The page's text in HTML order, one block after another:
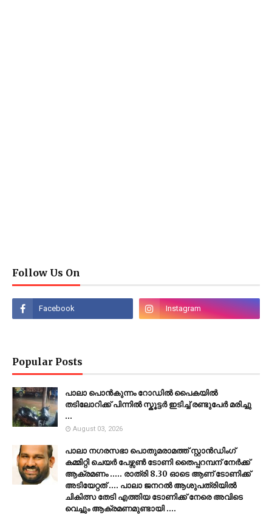
Follow Us On
Popular Posts
പാലാ പൊൻകുന്നം റോഡിൽ പൈകയിൽ
തടിലോറിക്ക് പിന്നിൽ സ്കൂട്ടർ ഇടിച്ച് രണ്ടുപേർ മരിച്ചു
...
August 03, 2026
പാലാ നഗരസഭാ പൊതുമരാമത്ത് സ്റ്റാൻഡിംഗ്
കമ്മിറ്റി ചെയർ പേഴ്സൺ ടോണി തൈപ്പറമ്പന് നേർക്ക്
ആക്രമണം ..... രാത്രി 8.30 ഓടെ ആണ് ടോണിക്ക്
അടിയേറ്റത് .... പാലാ ജനറൽ ആശുപത്രിയിൽ
ചികിത്സ തേടി എത്തിയ ടോണിക്ക് നേരെ അവിടെ
വെച്ചും ആക്രമണമുണ്ടായി ....